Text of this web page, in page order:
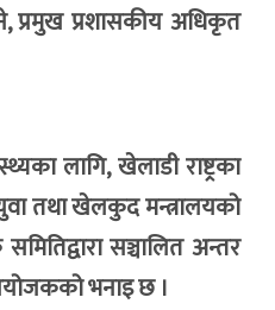
प्रमुख प्रशासकीय अधिकृत
लागि, खेलाडी राष्ट्रका
युवा तथा खेलकुद मन्त्रालयको
सञ्चालित अन्तर
भनाइ छ ।